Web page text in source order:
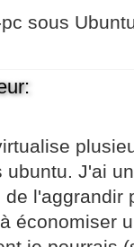
sous
J'ai
l'aggrandir
économiser